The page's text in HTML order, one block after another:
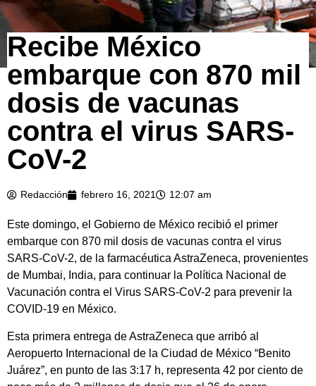
Recibe México
embarque con 870 mil
dosis de vacunas
contra el virus SARS-
CoV-2
Redacción febrero 16, 2021 12:07 am
Este domingo, el Gobierno de México recibió el primer
embarque con 870 mil dosis de vacunas contra el virus
SARS-CoV-2, de la farmacéutica AstraZeneca, provenientes
de Mumbai, India, para continuar la Política Nacional de
Vacunación contra el Virus SARS-CoV-2 para prevenir la
COVID-19 en México.
Esta primera entrega de AstraZeneca que arribó al
Aeropuerto Internacional de la Ciudad de México “Benito
Juárez”, en punto de las 3:17 h, representa 42 por ciento de